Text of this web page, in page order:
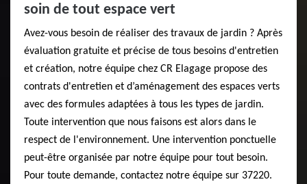
soin de tout espace vert
Avez-vous besoin de réaliser des travaux de jardin ? Après
évaluation gratuite et précise de tous besoins d'entretien
et création, notre équipe chez CR Elagage propose des
contrats d'entretien et d’aménagement des espaces verts
avec des formules adaptées à tous les types de jardin.
Toute intervention que nous faisons est alors dans le
respect de l'environnement. Une intervention ponctuelle
peut-être organisée par notre équipe pour tout besoin.
Pour toute demande, contactez notre équipe sur 37220.